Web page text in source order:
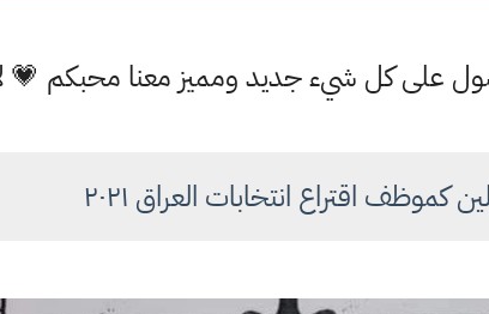
على كل شيء جديد ومميز معنا محبكم
كموظف اقتراع انتخابات العراق ٢٠٢١